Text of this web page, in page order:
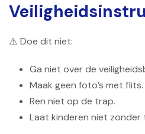
⚠️ Doe dit niet:
Ga niet over de
Maak geen foto’s met flits.
Ren niet op de trap.
Laat kinderen niet